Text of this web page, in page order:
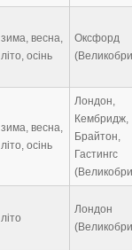
зима, весна,
літо, осінь
Оксфорд
зима, весна,
літо, осінь
Лондон,
Кембридж,
Брайтон,
Гастингс
літо
Лондон